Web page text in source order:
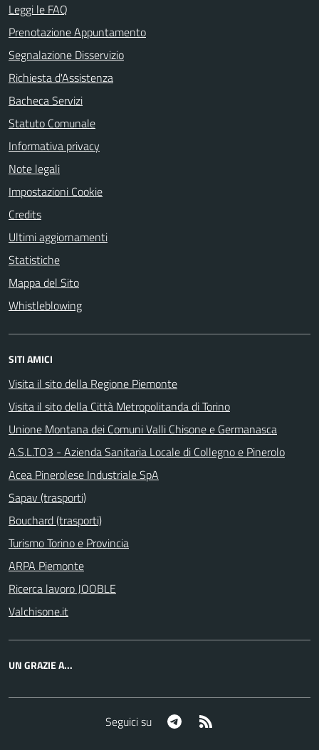
Leggi le FAQ
Prenotazione Appuntamento
Segnalazione Disservizio
Richiesta d'Assistenza
Bacheca Servizi
Statuto Comunale
Informativa privacy
Note legali
Impostazioni Cookie
Credits
Ultimi aggiornamenti
Statistiche
Mappa del Sito
Whistleblowing
SITI AMICI
Visita il sito della Regione Piemonte
Visita il sito della Città Metropolitanda di Torino
Unione Montana dei Comuni Valli Chisone e Germanasca
A.S.L.TO3 - Azienda Sanitaria Locale di Collegno e Pinerolo
Acea Pinerolese Industriale SpA
Sapav (trasporti)
Bouchard (trasporti)
Turismo Torino e Provincia
ARPA Piemonte
Ricerca lavoro JOOBLE
Valchisone.it
UN GRAZIE A...
Seguici su Telegram